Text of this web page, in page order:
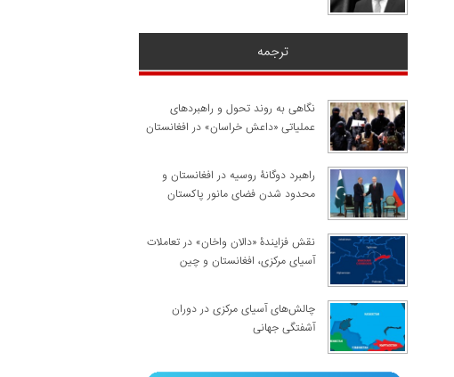
ترجمه
نگاهی به روند تحول و راهبردهای
عملیاتی «داعش خراسان» در افغانستان
راهبرد دوگانۀ روسیه در افغانستان و
محدود شدن فضای مانور پاکستان
نقش فزایندۀ «دالان واخان» در تعاملات
آسیای مرکزی، افغانستان و چین
چالش‌های آسیای مرکزی در دوران
آشفتگی جهانی